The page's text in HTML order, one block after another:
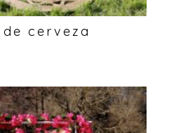
cerveza